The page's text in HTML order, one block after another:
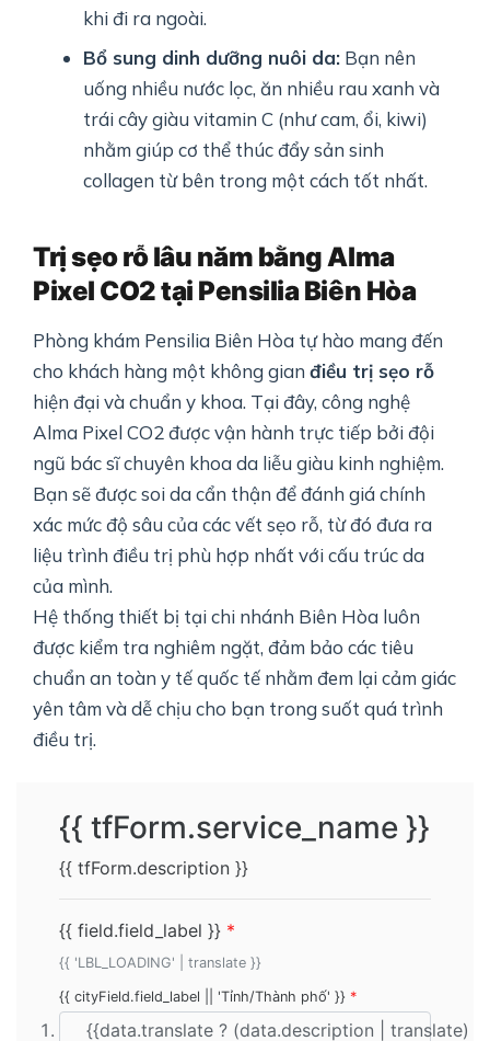
khi đi ra ngoài.
Bổ sung dinh dưỡng nuôi da: Bạn nên
uống nhiều nước lọc, ăn nhiều rau xanh và
trái cây giàu vitamin C (như cam, ổi, kiwi)
nhằm giúp cơ thể thúc đẩy sản sinh
collagen từ bên trong một cách tốt nhất.
Trị sẹo rỗ lâu năm bằng Alma
Pixel CO2 tại Pensilia Biên Hòa
Phòng khám Pensilia Biên Hòa tự hào mang đến
cho khách hàng một không gian điều trị sẹo rỗ
hiện đại và chuẩn y khoa. Tại đây, công nghệ
Alma Pixel CO2 được vận hành trực tiếp bởi đội
ngũ bác sĩ chuyên khoa da liễu giàu kinh nghiệm.
Bạn sẽ được soi da cẩn thận để đánh giá chính
xác mức độ sâu của các vết sẹo rỗ, từ đó đưa ra
liệu trình điều trị phù hợp nhất với cấu trúc da
của mình.
Hệ thống thiết bị tại chi nhánh Biên Hòa luôn
được kiểm tra nghiêm ngặt, đảm bảo các tiêu
chuẩn an toàn y tế quốc tế nhằm đem lại cảm giác
yên tâm và dễ chịu cho bạn trong suốt quá trình
điều trị.